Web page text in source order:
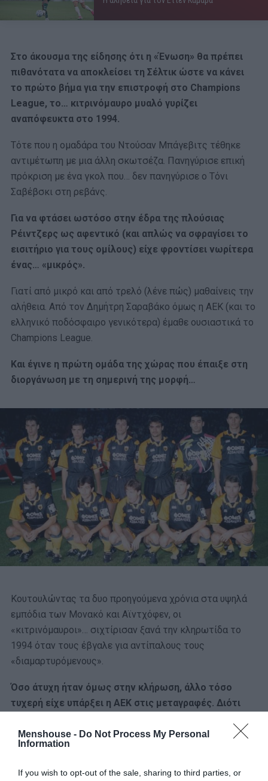
Menshouse - Do Not Process My Personal
Information
If you wish to opt-out of the sale, sharing to third parties, or
Στο άκουσμα της είδησης ότι η «Ένωση» θα πρέπει
πιθανότατα να αποκλείσει τη Σέλτικ ώστε να κάνει
το πρώτο βήμα για την επιστροφή στο Champions
League, το… κιτρινόμαυρο μυαλό γυρίζει
αναπόφευκτα στο 1994.
Τότε που η ομαδάρα του Ντούσαν Μπάγεβιτς τέθηκε
αντιμέτωπη με μια άλλη σκωτσέζα. Πανηγύρισε επική
πρόκριση με ένα γκολ που… δεν πανηγύρισε ο Τόνι
Σαβέβσκι στη ρεβάνς.
Για να φτάσει ωστόσο στην έδρα της πλούσιας
Ρέιντζερς ως αφεντικό (και απλώς να σφραγίσει το
εισιτήριο για τους ομίλους) είχε φροντίσει νωρίτερα
ένας… «μικρός».
Γιατί από μικρό και από τρελό (λένε πώς) μαθαίνεις την
αλήθεια. Από τον Δημήτρη Σαραβάκο όμως η ΑΕΚ (και το
ελληνικό ποδόσφαιρο γενικότερα) έμαθε ουσιαστικά το
Champions League.
Και έγινε η πρώτη ομάδα της χώρας που έπαιξε στη
διοργάνωση με τη σημερινή της μορφή…
Κουτουλώντας τα δυο προηγούμενα χρόνια στα υψηλά
εμπόδια των Μονακό και Αϊντχόφεν, οι
«κιτρινόμαυροι»… σιχτίρισαν ξανά την κληρωτίδα το
1994 όταν τους έβγαλε για αντίπαλους τους
«διαμαρτυρόμενους».
Όσο άτυχη ήταν όμως στην κλήρωση, άλλο τόσο
τυχερή είχε υπάρξει η ΑΕΚ στις μεταγραφές. Διότι
Δημήτρης Σαραβάκος είχε φτάσει στα όρια του με τον
ιδιότροπο Ίβιτσα Όσιμ.
Οι «πράσινοι» δεν του έκαναν ποτέ πρόταση ανανέωσης